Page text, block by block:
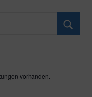
vorhanden.